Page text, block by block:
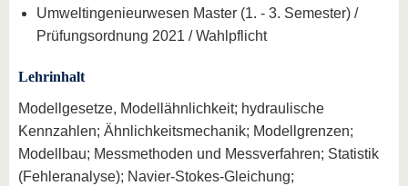
Umweltingenieurwesen Master (1. - 3. Semester) /
Prüfungsordnung 2021 / Wahlpflicht
Lehrinhalt
Modellgesetze, Modellähnlichkeit; hydraulische
Kennzahlen; Ähnlichkeitsmechanik; Modellgrenzen;
Modellbau; Messmethoden und Messverfahren; Statistik
(Fehleranalyse); Navier-Stokes-Gleichung;